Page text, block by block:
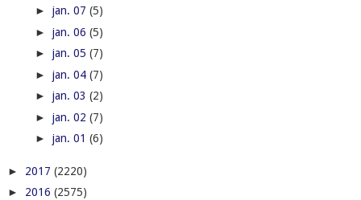
► jan. 07 (5)
► jan. 06 (5)
► jan. 05 (7)
► jan. 04 (7)
► jan. 03 (2)
► jan. 02 (7)
► jan. 01 (6)
► 2017 (2220)
► 2016 (2575)